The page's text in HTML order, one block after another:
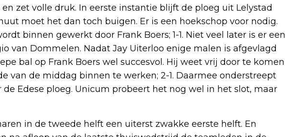
zet volle druk. In eerste instantie blijft de ploeg uit Lelystad
moet het dan toch buigen. Er is een hoekschop voor nodig.
binnen gewerkt door Frank Boers; 1-1. Niet veel later is er een
van Dommelen. Nadat Jay Uiterloo enige malen is afgevlagd
bal op Frank Boers wel succesvol. Hij weet vrij door te komen
van de middag binnen te werken; 2-1. Daarmee onderstreept
de Edese ploeg. Unicum probeert het nog wel in het slot, maar
in de tweede helft een uiterst zwakke eerste helft. En